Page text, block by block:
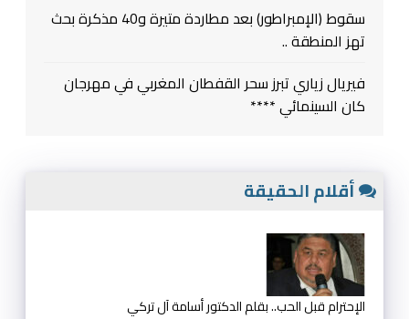
سقوط (الإمبراطور) بعد مطاردة متيرة و40 مذكرة بحث
تهز المنطقة ..
فيريال زياري تبرز سحر القفطان المغربي في مهرجان
كان السينمائي ****
أقلام الحقيقة
الإحترام قبل الحب.. بقلم الدكتور أسامة آل تركي